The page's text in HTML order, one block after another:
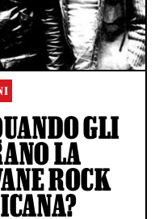
GLI
LA
ROCK